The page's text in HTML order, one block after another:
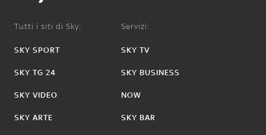
Tutti i siti di Sky:
SKY SPORT
SKY TG 24
SKY VIDEO
SKY ARTE
Servizi:
SKY TV
SKY BUSINESS
NOW
SKY BAR